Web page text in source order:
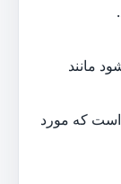
مانند
است که مورد